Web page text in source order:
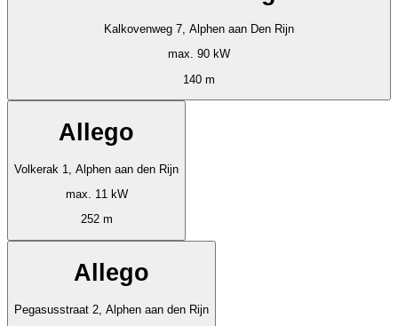
Kalkovenweg 7, Alphen aan Den Rijn
max. 90 kW
140 m
Allego
Volkerak 1, Alphen aan den Rijn
max. 11 kW
252 m
Allego
Pegasusstraat 2, Alphen aan den Rijn